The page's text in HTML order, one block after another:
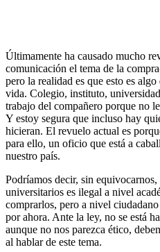
Últimamente ha causado mucho
comunicación el tema de la
pero la realidad es que esto es
vida. Colegio, instituto,
trabajo del compañero porque no
Y estoy segura que incluso hay
hicieran. El revuelo actual es
para ello, un oficio que está a
nuestro país.
Podríamos decir, sin
universitarios es ilegal a nivel
comprarlos, pero a nivel
por ahora. Ante la ley, no se está
aunque no nos parezca ético,
al hablar de este tema.